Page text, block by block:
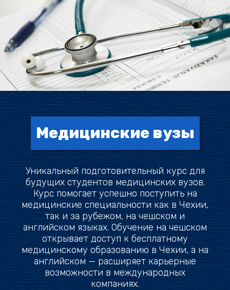
Медицинские вузы
Уникальный подготовительный курс для
будущих студентов медицинских вузов.
Курс помогает успешно поступить на
медицинские специальности как в Чехии,
так и за рубежом, на чешском и
английском языках. Обучение на чешском
открывает доступ к бесплатному
медицинскому образованию в Чехии, а на
английском — расширяет карьерные
возможности в международных
компаниях.